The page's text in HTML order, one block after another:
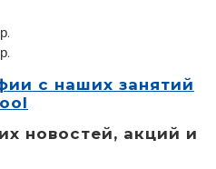
с наших занятий
новостей, акций и